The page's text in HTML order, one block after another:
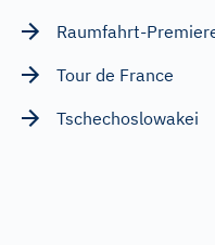
Raumfahrt-
Tour de France
Tschechoslowakei